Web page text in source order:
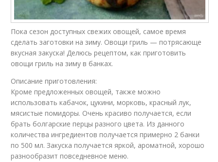
Пока сезон доступных свежих овощей, самое время
сделать заготовки на зиму. Овощи гриль — потрясающе
вкусная закуска! Делюсь рецептом, как приготовить
овощи гриль на зиму в банках.
Описание приготовления:
Кроме предложенных овощей, также можно
использовать кабачок, цукини, морковь, красный лук,
мясистые помидоры. Очень красиво получается, если
брать болгарские перцы разного цвета. Из данного
количества ингредиентов получается примерно 2 банки
по 500 мл. Закуска получается яркой, ароматной, хорошо
разнообразит повседневное меню.